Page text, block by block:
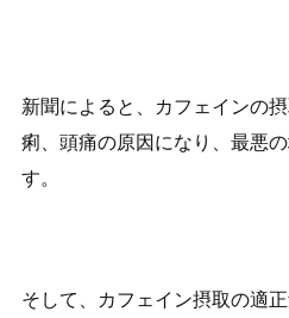
新聞によると、カフェインの
痢、頭痛の原因になり、最悪
す。
そして、カフェイン摂取の適